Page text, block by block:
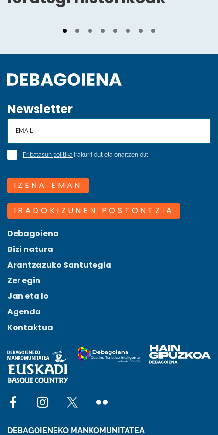
Newsletter
Pribatasun politika irakurri dut eta onartzen dut
IZENA EMAN
IRADOKIZUNEN POSTONTZIA
Debagoiena
Bizi natura
Arantzazuko Santutegia
Zer egin
Jan eta lo
Agenda
Kontaktua
Social network facebook
Social network instagram
Social network x
Social network flickr
DEBAGOIENEKO MANKOMUNITATEA